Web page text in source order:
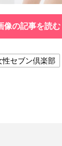
像の記事を読む
性セブン倶楽部